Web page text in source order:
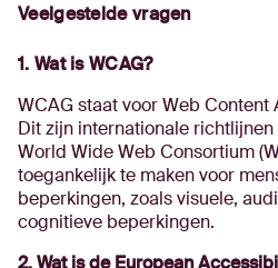
Veelgestelde vragen
1. Wat is WCAG?
WCAG staat voor Web
Dit zijn internationale
World Wide Web Consortium
toegankelijk te maken voor
beperkingen, zoals visuele,
cognitieve beperkingen.
2. Wat is de European